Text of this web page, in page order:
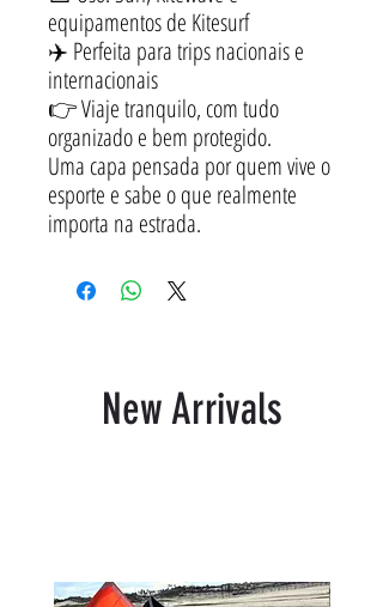
equipamentos de Kitesurf
✈️ Perfeita para trips nacionais e
internacionais
👉 Viaje tranquilo, com tudo
organizado e bem protegido.
Uma capa pensada por quem vive o
esporte e sabe o que realmente
importa na estrada.
New Arrivals